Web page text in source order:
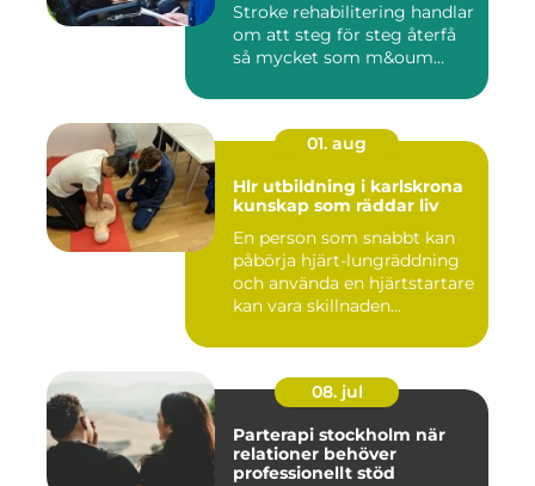
Stroke rehabilitering handlar
om att steg för steg återfå
så mycket som m&oum...
01. aug
Hlr utbildning i karlskrona
kunskap som räddar liv
En person som snabbt kan
påbörja hjärt-lungräddning
och använda en hjärtstartare
kan vara skillnaden...
08. jul
Parterapi stockholm när
relationer behöver
professionellt stöd